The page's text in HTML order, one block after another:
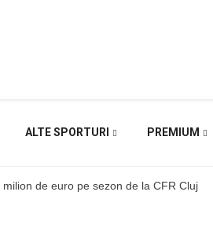
ALTE SPORTURI PREMIUM
de euro pe sezon de la CFR Cluj